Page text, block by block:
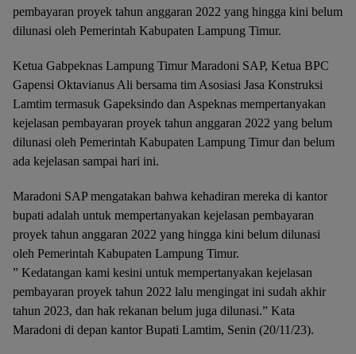
pembayaran proyek tahun anggaran 2022 yang hingga kini belum
dilunasi oleh Pemerintah Kabupaten Lampung Timur.
Ketua Gabpeknas Lampung Timur Maradoni SAP, Ketua BPC
Gapensi Oktavianus Ali bersama tim Asosiasi Jasa Konstruksi
Lamtim termasuk Gapeksindo dan Aspeknas mempertanyakan
kejelasan pembayaran proyek tahun anggaran 2022 yang belum
dilunasi oleh Pemerintah Kabupaten Lampung Timur dan belum
ada kejelasan sampai hari ini.
Maradoni SAP mengatakan bahwa kehadiran mereka di kantor
bupati adalah untuk mempertanyakan kejelasan pembayaran
proyek tahun anggaran 2022 yang hingga kini belum dilunasi
oleh Pemerintah Kabupaten Lampung Timur.
” Kedatangan kami kesini untuk mempertanyakan kejelasan
pembayaran proyek tahun 2022 lalu mengingat ini sudah akhir
tahun 2023, dan hak rekanan belum juga dilunasi.” Kata
Maradoni di depan kantor Bupati Lamtim, Senin (20/11/23).